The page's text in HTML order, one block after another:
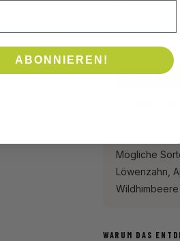
WAS IST
SPARSET – €
3 × Bio-
unserer
Mögliche
Löwenzahn,
Wildhimbeere
WARUM DAS
ABONNIEREN!